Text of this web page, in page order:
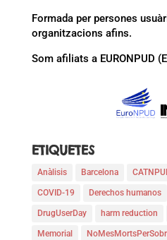
Formada per persones
organitzacions afins.
Som afiliats a EURONPUD
ETIQUETES
Anàlisis Barcelona
COVID-19 Derechos humanos
DrugUserDay harm reduction
Memorial